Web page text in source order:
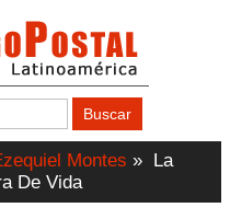
Montes » La
De Vida